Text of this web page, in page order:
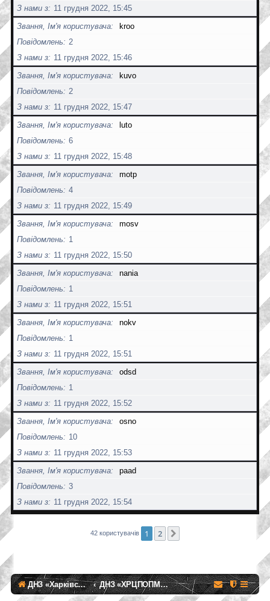
З нами з
11 грудня 2022, 15:45
Звання, Ім'я користувача
kroo
Повідомлень
2
З нами з
11 грудня 2022, 15:46
Звання, Ім'я користувача
kuvo
Повідомлень
2
З нами з
11 грудня 2022, 15:47
Звання, Ім'я користувача
luto
Повідомлень
6
З нами з
11 грудня 2022, 15:48
Звання, Ім'я користувача
motp
Повідомлень
4
З нами з
11 грудня 2022, 15:49
Звання, Ім'я користувача
mosv
Повідомлень
1
З нами з
11 грудня 2022, 15:50
Звання, Ім'я користувача
nania
Повідомлень
1
З нами з
11 грудня 2022, 15:51
Звання, Ім'я користувача
nokv
Повідомлень
1
З нами з
11 грудня 2022, 15:51
Звання, Ім'я користувача
odsd
Повідомлень
1
З нами з
11 грудня 2022, 15:52
Звання, Ім'я користувача
osno
Повідомлень
10
З нами з
11 грудня 2022, 15:53
Звання, Ім'я користувача
paad
Повідомлень
3
З нами з
11 грудня 2022, 15:54
42 користувачів 1 2
ДНЗ «Харківський регіональний центр професійної освіти поліграфічних медіатехнологій та машинобудування» ДНЗ «ХРЦПОПМТМ»